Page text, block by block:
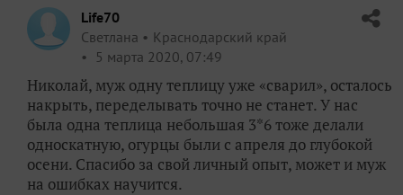
Life70
Светлана
Краснодарский край
5 марта 2020, 07:49
Николай, муж одну теплицу уже «сварил», осталось
накрыть, переделывать точно не станет. У нас
была одна теплица небольшая 3*6 тоже делали
односкатную, огурцы были с апреля до глубокой
осени. Спасибо за свой личный опыт, может и муж
на ошибках научится.